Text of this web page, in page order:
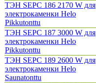
ТЭН SEPC 186 2170 W для
электрокаменки Helo
Pikkutonttu
ТЭН SEPC 187 3000 W для
электрокаменки Helo
Pikkutonttu
ТЭН SEPC 189 2600 W для
электрокаменки Helo
Saunatonttu